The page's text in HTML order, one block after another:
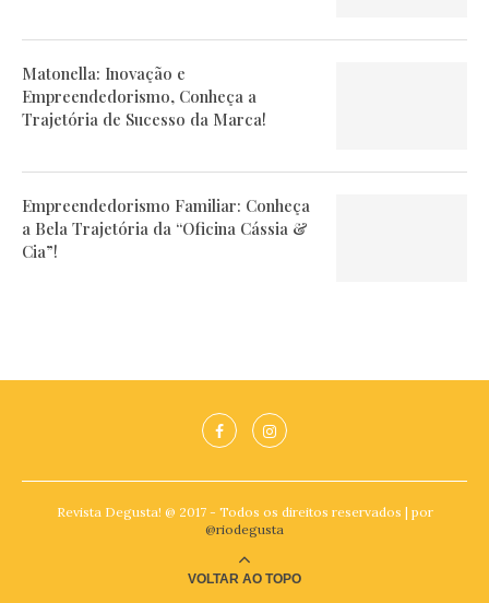
Matonella: Inovação e
Empreendedorismo, Conheça a
Trajetória de Sucesso da Marca!
Empreendedorismo Familiar: Conheça
a Bela Trajetória da “Oficina Cássia &
Cia”!
Revista Degusta! @ 2017 - Todos os direitos reservados | por
@riodegusta
VOLTAR AO TOPO